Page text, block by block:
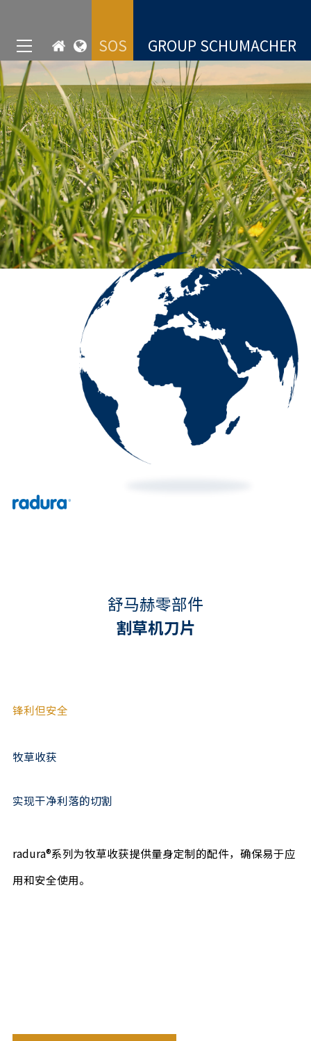
SOS GROUP SCHUMACHER
舒马赫零部件
割草机刀片
锋利但安全
牧草收获
实现干净利落的切割
radura®系列为牧草收获提供量身定制的配件，确保易于应
用和安全使用。